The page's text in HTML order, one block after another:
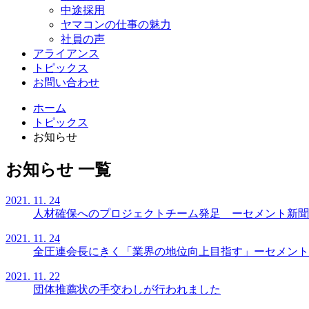
中途採用
ヤマコンの仕事の魅力
社員の声
アライアンス
トピックス
お問い合わせ
ホーム
トピックス
お知らせ
お知らせ 一覧
2021. 11. 24
人材確保へのプロジェクトチーム発足 ーセメント新
2021. 11. 24
全圧連会長にきく「業界の地位向上目指す」ーセメン
2021. 11. 22
団体推薦状の手交わしが行われました